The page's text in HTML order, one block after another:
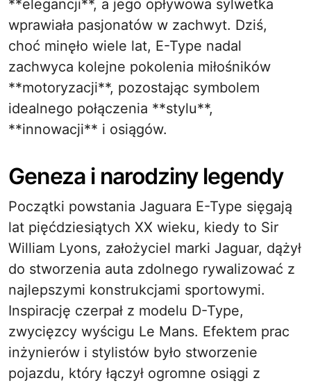
**elegancji**, a jego opływowa sylwetka
wprawiała pasjonatów w zachwyt. Dziś,
choć minęło wiele lat, E-Type nadal
zachwyca kolejne pokolenia miłośników
**motoryzacji**, pozostając symbolem
idealnego połączenia **stylu**,
**innowacji** i osiągów.
Geneza i narodziny legendy
Początki powstania Jaguara E-Type sięgają
lat pięćdziesiątych XX wieku, kiedy to Sir
William Lyons, założyciel marki Jaguar, dążył
do stworzenia auta zdolnego rywalizować z
najlepszymi konstrukcjami sportowymi.
Inspirację czerpał z modelu D-Type,
zwycięzcy wyścigu Le Mans. Efektem prac
inżynierów i stylistów było stworzenie
pojazdu, który łączył ogromne osiągi z